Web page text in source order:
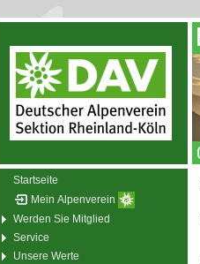
Startseite
Mein Alpenverein
Werden Sie Mitglied
Service
Unsere Werte